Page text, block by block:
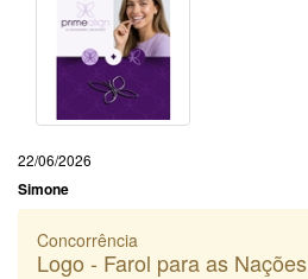
22/06/2026
Simone
Concorrência
Logo - Farol para as Nações